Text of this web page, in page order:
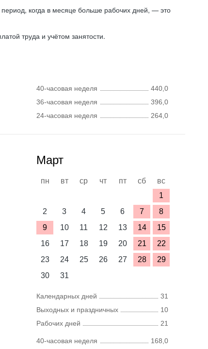
когда в месяце больше рабочих дней, — это
труда и учётом занятости.
40-часовая неделя
440,0
36-часовая неделя
396,0
24-часовая неделя
264,0
Март
пн вт ср чт пт сб
вс
1
2
3 4 5 6 7
8
9
10 11 12 13 14
15
16
17 18 19 20 21
22
23
24 25 26 27 28
29
30
31
Календарных дней
31
Выходных и праздничных
10
Рабочих дней
21
40-часовая неделя
168,0